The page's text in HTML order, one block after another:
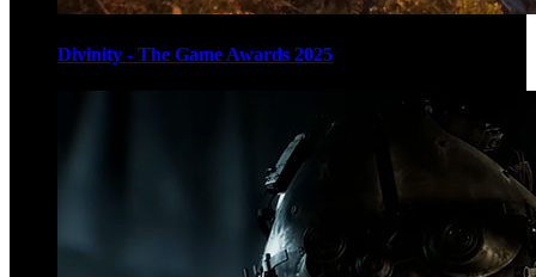
Divinity - The Game Awards 2025